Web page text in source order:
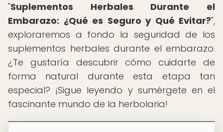
"Suplementos Herbales Durante el
Embarazo: ¿Qué es Seguro y Qué Evitar?",
exploraremos a fondo la seguridad de los
suplementos herbales durante el embarazo.
¿Te gustaría descubrir cómo cuidarte de
forma natural durante esta etapa tan
especial? ¡Sigue leyendo y sumérgete en el
fascinante mundo de la herbolaria!